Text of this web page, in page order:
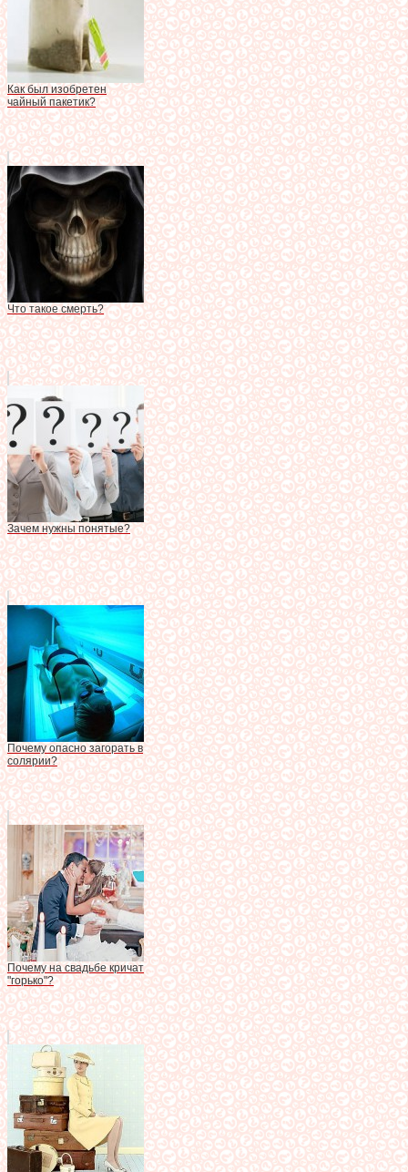
Как был изобретен
чайный пакетик?
Что такое смерть?
Зачем нужны понятые?
Почему опасно загорать в
солярии?
Почему на свадьбе кричат
"горько"?